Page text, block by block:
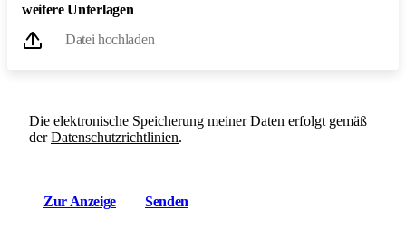
weitere Unterlagen
Datei hochladen
Die elektronische Speicherung meiner Daten erfolgt gemäß
derDatenschutzrichtlinien.
Zur Anzeige Senden